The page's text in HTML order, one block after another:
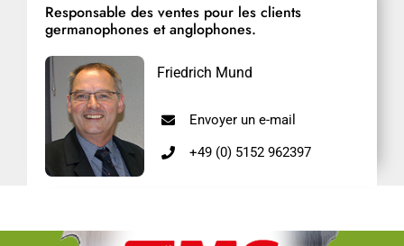
Responsable des ventes pour les clients
germanophones et anglophones.
Friedrich Mund
Envoyer un e-mail
+49 (0) 5152 962397